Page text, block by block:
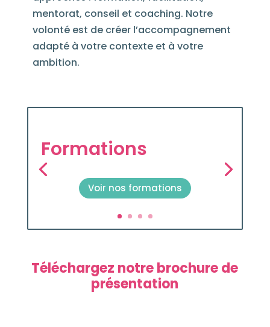
mentorat, conseil et coaching. Notre
volonté est de créer l’accompagnement
adapté à votre contexte et à votre
ambition.
Formations
Voir nos formations
Téléchargez notre brochure de
présentation